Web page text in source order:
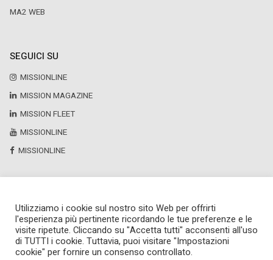
MA2 WEB
SEGUICI SU
MISSIONLINE
MISSION MAGAZINE
MISSION FLEET
MISSIONLINE
MISSIONLINE
Copyright © 2025 by Newsteca
P.Iva 13171520151
Newsteca S.r.l.
Via Larga, 6
Utilizziamo i cookie sul nostro sito Web per offrirti
l'esperienza più pertinente ricordando le tue preferenze e le
visite ripetute. Cliccando su "Accetta tutti" acconsenti all'uso
di TUTTI i cookie. Tuttavia, puoi visitare "Impostazioni
cookie" per fornire un consenso controllato.